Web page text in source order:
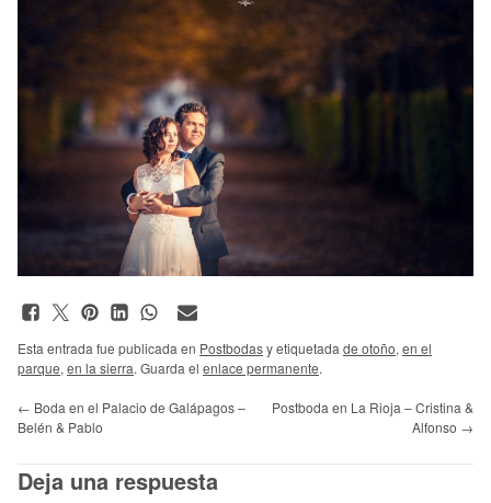
Esta entrada fue publicada en Postbodasy etiquetada de otoño, en el
parque, en la sierra. Guarda el enlace permanente.
← Boda en el Palacio de Galápagos –
Belén & Pablo
Postboda en La Rioja – Cristina &
Alfonso →
Deja una respuesta